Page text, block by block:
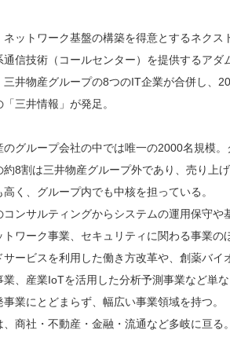
ネットワーク基盤の構築を得意とするネクス
通信技術（コールセンター）を提供するアダ
三井物産グループの8つのIT企業が合併し、
三井情報」が発足。
のグループ会社の中では唯一の2000名規模。
約8割は三井物産グループ外であり、売り上
高く、グループ内でも中核を担っている。
コンサルティングからシステムの運用保守や
トワーク事業、セキュリティに関わる事業の
サービスを利用した働き方改革や、創薬バイ
業、産業IoTを活用した分析予測事業など単
事業にとどまらず、幅広い事業領域を持つ。
、商社・不動産・金融・流通など多岐に亘る